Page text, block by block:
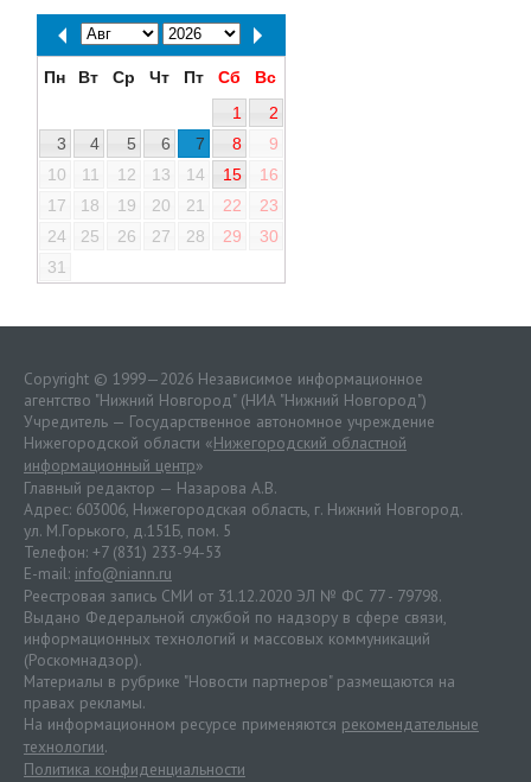
Пн Вт Ср Чт Пт Сб
Вс
1
2
3
4 5 6 7 8
9
10
11 12 13 14 15
16
17
18 19 20 21 22
23
24
25 26 27 28 29
30
31
Copyright © 1999—2026 Независимое информационное
агентство "Нижний Новгород" (НИА "Нижний Новгород")
Учредитель — Государственное автономное учреждение
Нижегородской области «Нижегородский областной
информационный центр»
Главный редактор — Назарова А.В.
Адрес: 603006, Нижегородская область, г. Нижний Новгород.
ул. М.Горького, д.151Б, пом. 5
Телефон: +7 (831) 233-94-53
E-mail: info@niann.ru
Реестровая запись СМИ от 31.12.2020 ЭЛ № ФС 77 - 79798.
Выдано Федеральной службой по надзору в сфере связи,
информационных технологий и массовых коммуникаций
(Роскомнадзор).
Материалы в рубрике "Новости партнеров" размещаются на
правах рекламы.
На информационном ресурсе применяются рекомендательные
технологии.
Политика конфиденциальности